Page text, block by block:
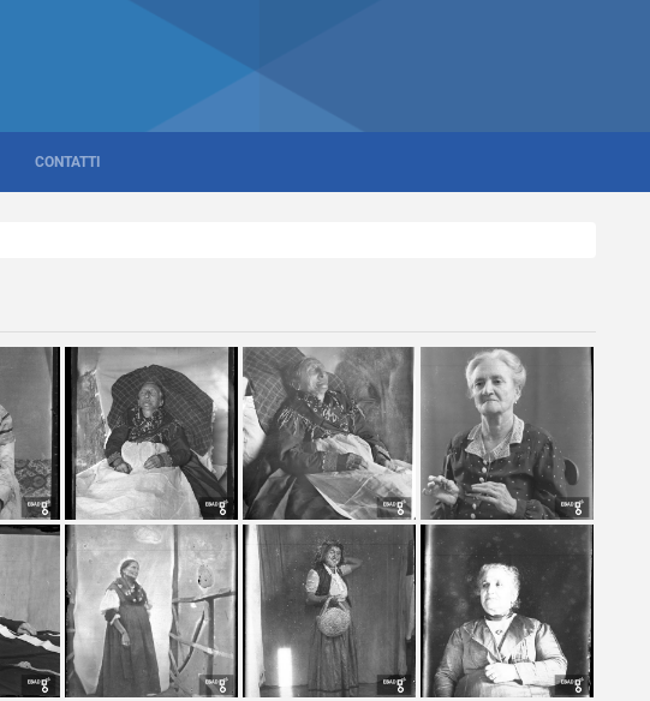
CONTATTI